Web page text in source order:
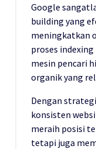
Google
building yang
meningkatkan
proses
mesin pencari
organik yang
Dengan
konsisten
meraih posisi
tetapi juga